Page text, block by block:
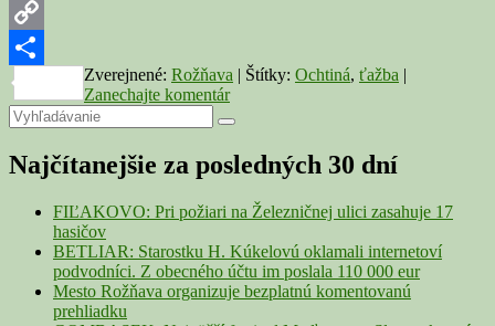
Viber
Copy
Link
Share
Zverejnené: Rožňava | Štítky: Ochtiná, ťažba |
Zanechajte komentár
Primary
Sidebar
Widget
Area
Search
for:
Search
Najčítanejšie za posledných 30 dní
FIĽAKOVO: Pri požiari na Železničnej ulici zasahuje 17
hasičov
BETLIAR: Starostku H. Kúkelovú oklamali internetoví
podvodníci. Z obecného účtu im poslala 110 000 eur
Mesto Rožňava organizuje bezplatnú komentovanú
prehliadku